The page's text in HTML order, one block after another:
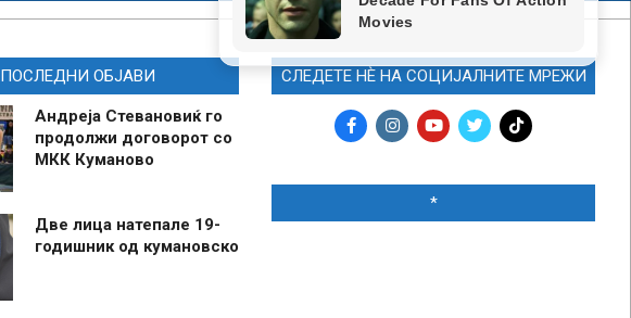
ПОСЛЕДНИ ОБЈАВИ
Андреја Стевановиќ го
продолжи договорот со
МКК Куманово
Две лица натепале 19-
годишник од кумановско
СЛЕДЕТЕ НЀ НА СОЦИЈАЛНИТЕ МРЕЖИ
*